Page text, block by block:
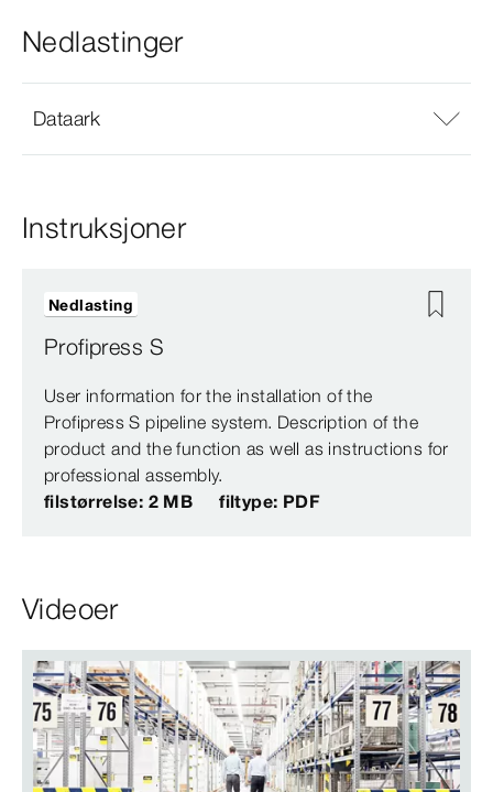
Nedlastinger
Dataark
Instruksjoner
Profipress S
User information for the installation of the
Profipress S pipeline system. Description of the
product and the function as well as instructions for
professional assembly.
filstørrelse: 2 MB
filtype: PDF
Nedlasting
Videoer